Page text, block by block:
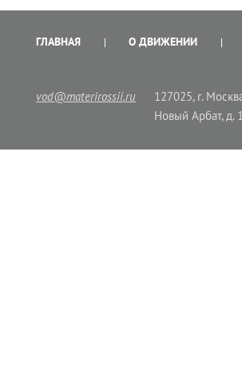
ГЛАВНАЯ О ДВИЖЕНИИ
vod@materirossii.ru
127025, г.
Новый Арбат, д.